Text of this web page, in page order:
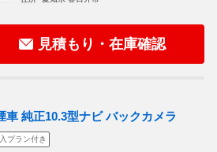
見積もり・在庫確認
車 純正10.3型ナビ バックカメラ
プラン付き